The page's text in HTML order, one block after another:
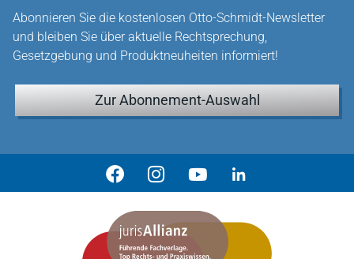
Abonnieren Sie die kostenlosen Otto-Schmidt-Newsletter
und bleiben Sie über aktuelle Rechtsprechung,
Gesetzgebung und Produktneuheiten informiert!
Zur Abonnement-Auswahl